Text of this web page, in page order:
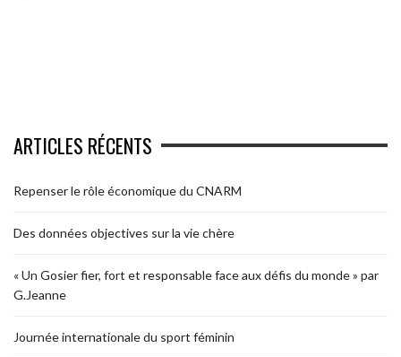
ARTICLES RÉCENTS
Repenser le rôle économique du CNARM
Des données objectives sur la vie chère
« Un Gosier fier, fort et responsable face aux défis du monde » par
G.Jeanne
Journée internationale du sport féminin